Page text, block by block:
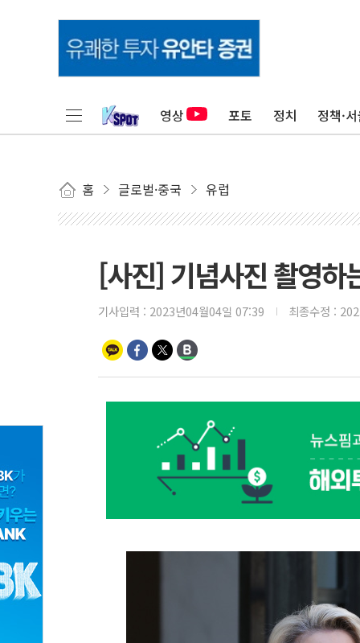
영상 포토 정치 정책·
홈 글로벌·중국 유럽
[사진] 기념사진 촬영하
기사입력 : 2023년04월04일 07:39 최종수정 :